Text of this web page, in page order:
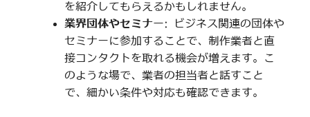
を紹介してもらえるかもしれません。
業界団体やセミナー: ビジネス関連の団体や
セミナーに参加することで、制作業者と直
接コンタクトを取れる機会が増えます。こ
のような場で、業者の担当者と話すこと
で、細かい条件や対応も確認できます。